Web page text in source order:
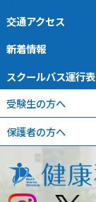
交通アクセス
新着情報
スクールバス運行表
受験生の方へ
保護者の方へ